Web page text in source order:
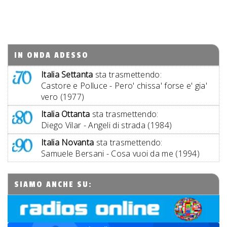
IN ONDA ADESSO
Italia Settanta sta trasmettendo:
Castore e Polluce - Pero' chissa' forse e' gia'
vero (1977)
Italia Ottanta sta trasmettendo:
Diego Vilar - Angeli di strada (1984)
Italia Novanta sta trasmettendo:
Samuele Bersani - Cosa vuoi da me (1994)
SIAMO ANCHE SU: